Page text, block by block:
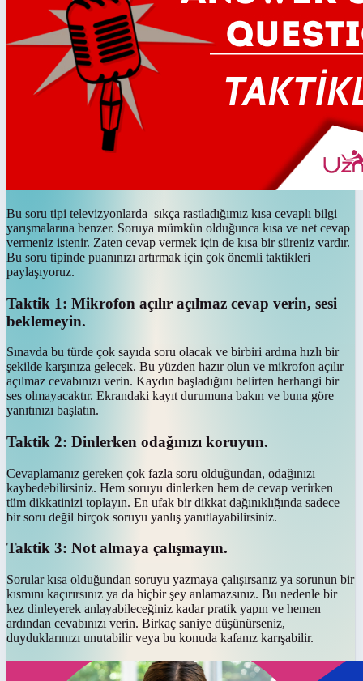
Bu soru tipi televizyonlarda sıkça rastladığımız kısa cevaplı bilgi
yarışmalarına benzer. Soruya mümkün olduğunca kısa ve net cevap
vermeniz istenir. Zaten cevap vermek için de kısa bir süreniz vardır.
Bu soru tipinde puanınızı artırmak için çok önemli taktikleri
paylaşıyoruz.
Taktik 1: Mikrofon açılır açılmaz cevap verin, sesi
beklemeyin.
Sınavda bu türde çok sayıda soru olacak ve birbiri ardına hızlı bir
şekilde karşınıza gelecek. Bu yüzden hazır olun ve mikrofon açılır
açılmaz cevabınızı verin. Kaydın başladığını belirten herhangi bir
ses olmayacaktır. Ekrandaki kayıt durumuna bakın ve buna göre
yanıtınızı başlatın.
Taktik 2: Dinlerken odağınızı koruyun.
Cevaplamanız gereken çok fazla soru olduğundan, odağınızı
kaybedebilirsiniz. Hem soruyu dinlerken hem de cevap verirken
tüm dikkatinizi toplayın. En ufak bir dikkat dağınıklığında sadece
bir soru değil birçok soruyu yanlış yanıtlayabilirsiniz.
Taktik 3: Not almaya çalışmayın.
Sorular kısa olduğundan soruyu yazmaya çalışırsanız ya sorunun bir
kısmını kaçırırsınız ya da hiçbir şey anlamazsınız. Bu nedenle bir
kez dinleyerek anlayabileceğiniz kadar pratik yapın ve hemen
ardından cevabınızı verin. Birkaç saniye düşünürseniz,
duyduklarınızı unutabilir veya bu konuda kafanız karışabilir.